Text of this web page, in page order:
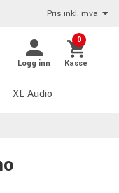
Pris inkl. mva
Logg inn
0
Kasse
XL Audio